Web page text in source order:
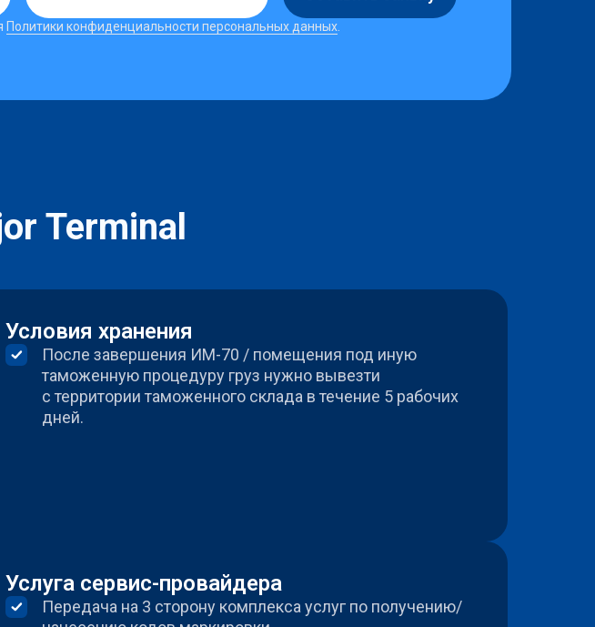
Политики конфиденциальности персональных данных.
Terminal
Условия хранения
После завершения ИМ-70 / помещения под иную
таможенную процедуру груз нужно вывезти
с территории таможенного склада в течение 5 рабочих
дней.
Услуга сервис-провайдера
Передача на 3 сторону комплекса услуг по получению/